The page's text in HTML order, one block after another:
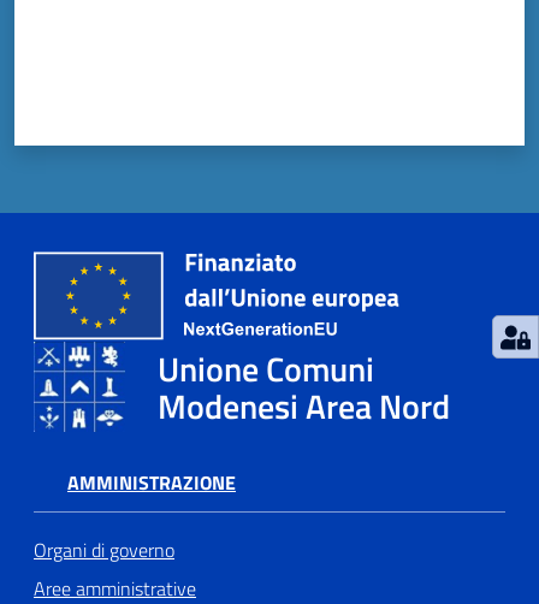
Unione Comuni
Modenesi Area Nord
AMMINISTRAZIONE
Organi di governo
Aree amministrative